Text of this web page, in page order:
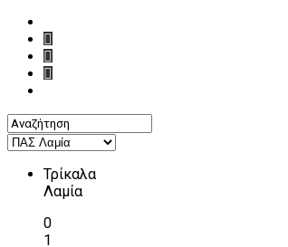
Τρίκαλα
Λαμία
0
1